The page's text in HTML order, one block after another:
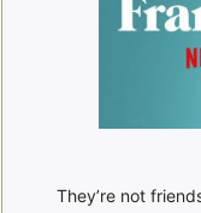
They’re not